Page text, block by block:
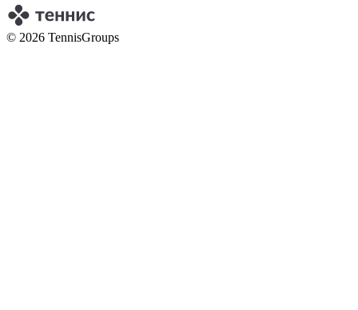
© 2026 TennisGroups